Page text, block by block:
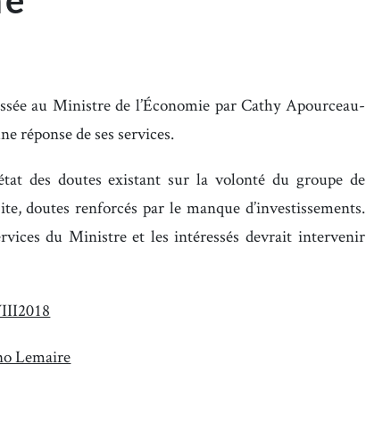
au Ministre de l’Économie par Cathy Apourceau-
réponse de ses services.
des doutes existant sur la volonté du groupe de
doutes renforcés par le manque d’investissements.
du Ministre et les intéressés devrait intervenir
Lemaire